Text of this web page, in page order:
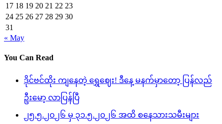
17 18 19 20 21 22 23
24 25 26 27 28 29 30
31
« May
You Can Read
ဒိုင်ဗင်ထိုး ကျနေတဲ့ ရွှေဈေး! ဒီနေ့ မနက်မှာတော့ ပြန်လည်
ဦးမော့ လာပြန်ပြီ
၂၅.၅.၂၀၂၆ မှ ၃၁.၅.၂၀၂၆ အထိ စနေသားသမီးများ